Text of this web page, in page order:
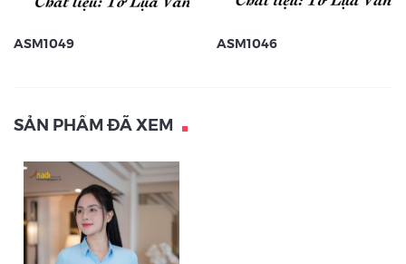
ASM1049 ASM1046
SẢN PHẨM ĐÃ XEM